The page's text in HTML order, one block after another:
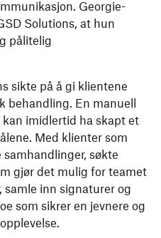
Georgie-
Solutions, at hun
pålitelig
sikte på å gi klientene
behandling. En manuell
imidlertid ha skapt et
Med klienter som
samhandlinger, søkte
gjør det mulig for teamet
samle inn signaturer og
som sikrer en jevnere og